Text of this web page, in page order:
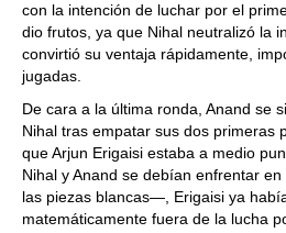
con la intención de luchar por el
dio frutos, ya que Nihal neutralizó la
convirtió su ventaja rápidamente,
jugadas.
De cara a la última ronda, Anand se
Nihal tras empatar sus dos primeras
que Arjun Erigaisi estaba a medio
Nihal y Anand se debían enfrentar
las piezas blancas—, Erigaisi ya
matemáticamente fuera de la lucha